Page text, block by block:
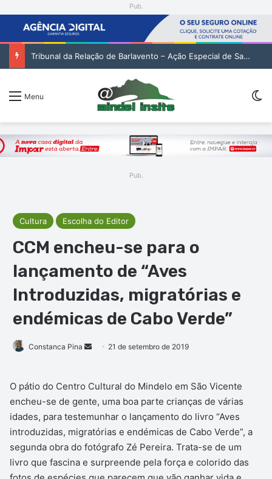
Pub.
Tribunal da Relação de Barlavento – Ação Especial de Sandra Helena Monteiro Lima (2. pub)
Menu
Pub.
Cultura Escolha do Editor
CCM encheu-se para o
lançamento de “Aves
Introduzidas, migratórias e
endémicas de Cabo Verde”
Constanca Pina
Mande
mail
21 de setembro de 2019
O pátio do Centro Cultural do Mindelo em São Vicente
encheu-se de gente, uma boa parte crianças de várias
idades, para testemunhar o lançamento do livro “Aves
introduzidas, migratórias e endémicas de Cabo Verde”, a
segunda obra do fotógrafo Zé Pereira. Trata-se de um
livro que fascina e surpreende pela força e colorido das